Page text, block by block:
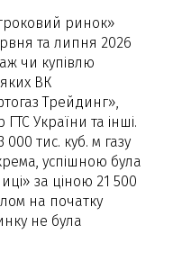
ринок»
та липня 2026
чи купівлю
ВК
Трейдинг»,
України та інші.
тис. куб. м газу
успішною була
за ціною 21 500
на початку
не була